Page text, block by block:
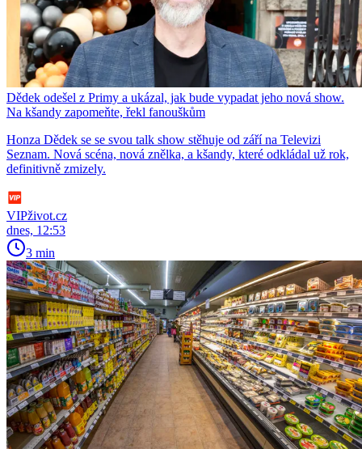
Dědek odešel z Primy a ukázal, jak bude vypadat jeho nová show.
Na kšandy zapomeňte, řekl fanouškům
Honza Dědek se se svou talk show stěhuje od září na Televizi
Seznam. Nová scéna, nová znělka, a kšandy, které odkládal už rok,
definitivně zmizely.
VIPživot.cz
dnes, 12:53
3 min